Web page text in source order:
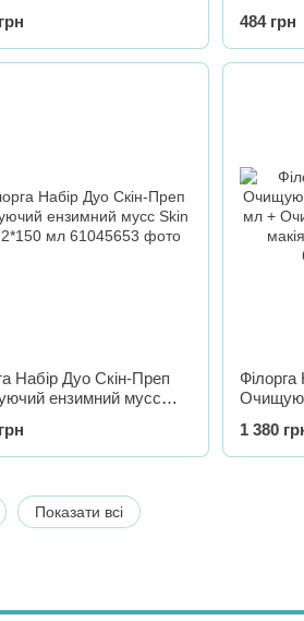
мл
484 грн
Набір Дуо Скін-Преп
ензимний мусс
Філорга
зняття
мл
1 380
Показати всі